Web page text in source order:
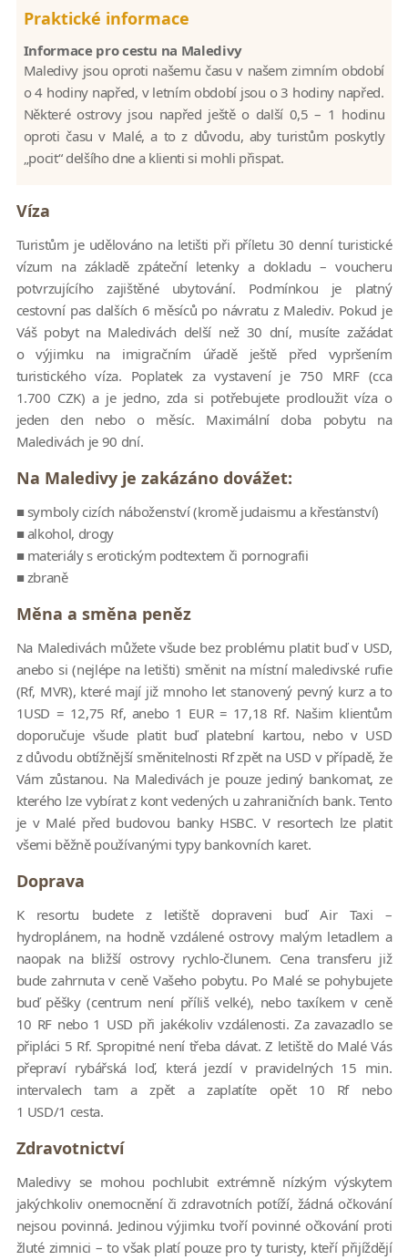
Praktické informace
Informace pro cestu na Maledivy
Maledivy jsou oproti našemu času v našem zimním období
o 4 hodiny napřed, v letním období jsou o 3 hodiny napřed.
Některé ostrovy jsou napřed ještě o další 0,5 – 1 hodinu
oproti času v Malé, a to z důvodu, aby turistům poskytly
„pocit“ delšího dne a klienti si mohli přispat.
Víza
Turistům je udělováno na letišti při příletu 30 denní turistické
vízum na základě zpáteční letenky a dokladu – voucheru
potvrzujícího zajištěné ubytování. Podmínkou je platný
cestovní pas dalších 6 měsíců po návratu z Malediv. Pokud je
Váš pobyt na Maledivách delší než 30 dní, musíte zažádat
o výjimku na imigračním úřadě ještě před vypršením
turistického víza. Poplatek za vystavení je 750 MRF (cca
1.700 CZK) a je jedno, zda si potřebujete prodloužit víza o
jeden den nebo o měsíc. Maximální doba pobytu na
Maledivách je 90 dní.
Na Maledivy je zakázáno dovážet:
■ symboly cizích náboženství (kromě judaismu a křesťanství)
■ alkohol, drogy
■ materiály s erotickým podtextem či pornografii
■ zbraně
Měna a směna peněz
Na Maledivách můžete všude bez problému platit buď v USD,
anebo si (nejlépe na letišti) směnit na místní maledivské rufie
(Rf, MVR), které mají již mnoho let stanovený pevný kurz a to
1USD = 12,75 Rf, anebo 1 EUR = 17,18 Rf. Našim klientům
doporučuje všude platit buď platební kartou, nebo v USD
z důvodu obtížnější směnitelnosti Rf zpět na USD v případě, že
Vám zůstanou. Na Maledivách je pouze jediný bankomat, ze
kterého lze vybírat z kont vedených u zahraničních bank. Tento
je v Malé před budovou banky HSBC. V resortech lze platit
všemi běžně používanými typy bankovních karet.
Doprava
K resortu budete z letiště dopraveni buď Air Taxi –
hydroplánem, na hodně vzdálené ostrovy malým letadlem a
naopak na bližší ostrovy rychlo-člunem. Cena transferu již
bude zahrnuta v ceně Vašeho pobytu. Po Malé se pohybujete
buď pěšky (centrum není příliš velké), nebo taxíkem v ceně
10 RF nebo 1 USD při jakékoliv vzdálenosti. Za zavazadlo se
připláci 5 Rf. Spropitné není třeba dávat. Z letiště do Malé Vás
přepraví rybářská loď, která jezdí v pravidelných 15 min.
intervalech tam a zpět a zaplatíte opět 10 Rf nebo
1 USD/1 cesta.
Zdravotnictví
Maledivy se mohou pochlubit extrémně nízkým výskytem
jakýchkoliv onemocnění či zdravotních potíží, žádná očkování
nejsou povinná. Jedinou výjimku tvoří povinné očkování proti
žluté zimnici – to však platí pouze pro ty turisty, kteří přijíždějí